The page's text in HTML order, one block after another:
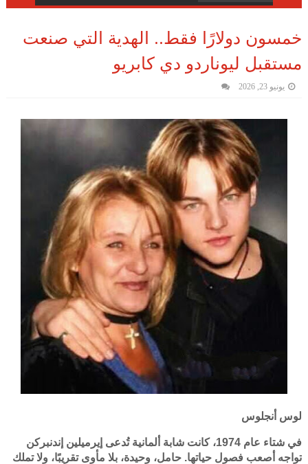
خمسون دولارًا فقط.. الهدية التي صنعت
مستقبل ليوناردو دي كابريو
يونيو 23, 2026
لوس أنجلوس
في شتاء عام 1974، كانت شابة ألمانية تُدعى إيرميلين إندنبركن
تواجه أصعب فصول حياتها. حامل، وحيدة، بلا مأوى تقريبًا، ولا تملك